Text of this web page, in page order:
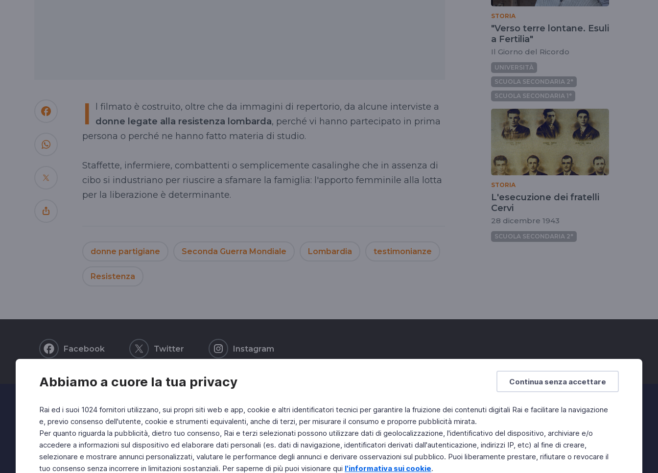
Continua senza accettare
Abbiamo a cuore la tua privacy
Rai ed i suoi 1024 fornitori utilizzano, sui propri siti web e app, cookie e altri identificatori tecnici per garantire la fruizione dei contenuti digitali Rai e facilitare la navigazione
e, previo consenso dell'utente, cookie e strumenti equivalenti, anche di terzi, per misurare il consumo e proporre pubblicità mirata.
Per quanto riguarda la pubblicità, dietro tuo consenso, Rai e terzi selezionati possono utilizzare dati di geolocalizzazione, l'identificativo del dispositivo, archiviare e/o
accedere a informazioni sul dispositivo ed elaborare dati personali (es. dati di navigazione, identificatori derivati dall'autenticazione, indirizzi IP, etc) al fine di creare,
selezionare e mostrare annunci personalizzati, valutare le performance degli annunci e derivare osservazioni sul pubblico. Puoi liberamente prestare, rifiutare o revocare il
tuo consenso senza incorrere in limitazioni sostanziali. Per saperne di più puoi visionare qui l'informativa sui cookie.
I
l filmato è costruito, oltre che da immagini di repertorio, da alcune interviste a
donne legate alla resistenza lombarda, perché vi hanno partecipato in prima
persona o perché ne hanno fatto materia di studio.
Staffette, infermiere, combattenti o semplicemente casalinghe che in assenza di
cibo si industriano per riuscire a sfamare la famiglia: l'apporto femminile alla lotta
per la liberazione è determinante.
donne partigiane Seconda Guerra Mondiale Lombardia testimonianze
Resistenza
STORIA
"Verso terre lontane. Esuli
a Fertilia"
Il Giorno del Ricordo
UNIVERSITÀ
SCUOLA SECONDARIA 2°
SCUOLA SECONDARIA 1°
STORIA
L'esecuzione dei fratelli
Cervi
28 dicembre 1943
SCUOLA SECONDARIA 2°
Facebook Twitter Instagram